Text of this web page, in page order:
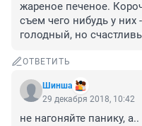
жареное печеное.
съем чего нибудь у
голодный, но
ОТВЕТИТЬ
Шинша
29 декабря 2018, 10:42
не нагоняйте панику, а..